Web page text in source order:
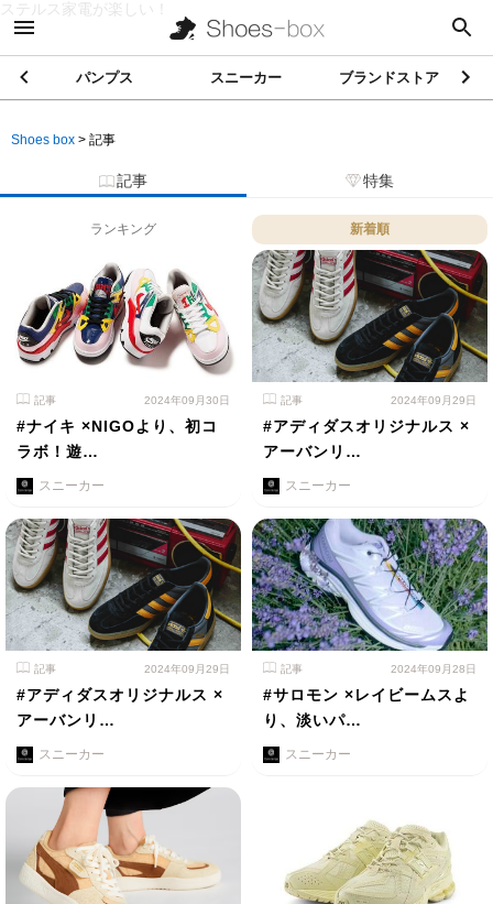
ステルス家電が楽しい！
パンプス スニーカー ブランドストア
Shoes box > 記事
記事 特集
ランキング 新着順
記事 2024年09月30日
#ナイキ ×NIGOより、初コ
ラボ！遊…
スニーカー
記事 2024年09月29日
#アディダスオリジナルス ×
アーバンリ…
スニーカー
記事 2024年09月29日
#アディダスオリジナルス ×
アーバンリ…
スニーカー
記事 2024年09月28日
#サロモン ×レイビームスよ
り、淡いパ…
スニーカー